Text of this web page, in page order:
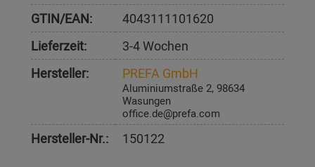
GTIN/EAN:
4043111101620
Lieferzeit:
3-4 Wochen
Hersteller:
PREFA GmbH
Aluminiumstraße 2, 98634
Wasungen
office.de@prefa.com
Hersteller-Nr.: 150122